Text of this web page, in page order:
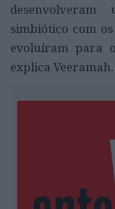
simbiótico com
evoluíram para
explica Veeramah.